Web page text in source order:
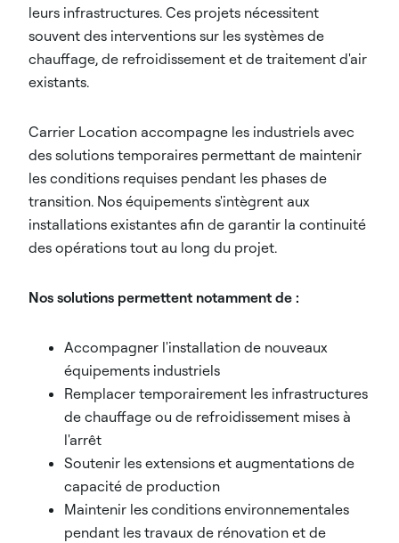
leurs infrastructures. Ces projets nécessitent
souvent des interventions sur les systèmes de
chauffage, de refroidissement et de traitement d'air
existants.
Carrier Location accompagne les industriels avec
des solutions temporaires permettant de maintenir
les conditions requises pendant les phases de
transition. Nos équipements s'intègrent aux
installations existantes afin de garantir la continuité
des opérations tout au long du projet.
Nos solutions permettent notamment de :
Accompagner l'installation de nouveaux
équipements industriels
Remplacer temporairement les infrastructures
de chauffage ou de refroidissement mises à
l'arrêt
Soutenir les extensions et augmentations de
capacité de production
Maintenir les conditions environnementales
pendant les travaux de rénovation et de